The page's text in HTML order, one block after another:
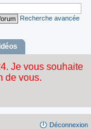
Recherche avancée
Déconnexion